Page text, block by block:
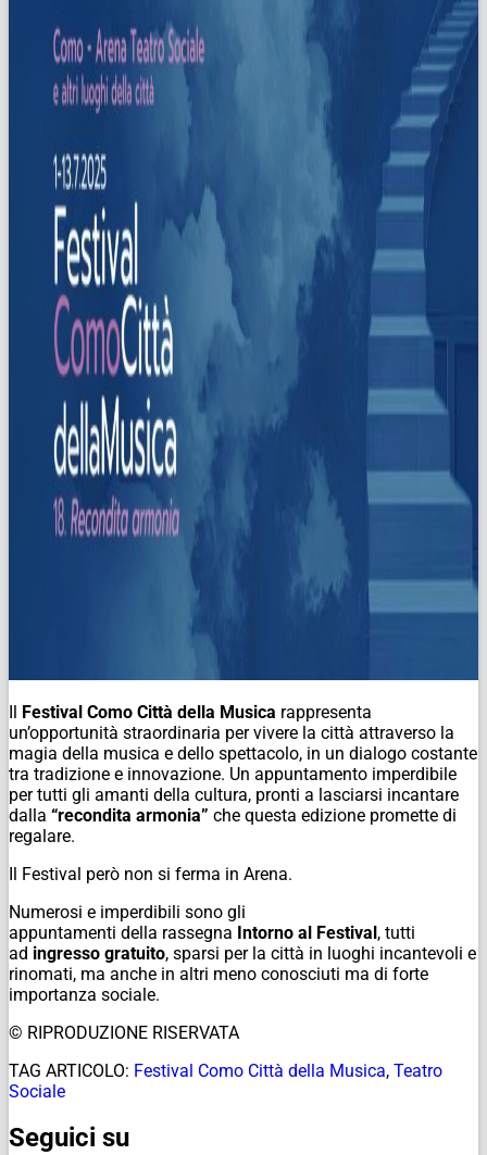
Il Festival Como Città della Musica rappresenta
un’opportunità straordinaria per vivere la città attraverso la
magia della musica e dello spettacolo, in un dialogo costante
tra tradizione e innovazione. Un appuntamento imperdibile
per tutti gli amanti della cultura, pronti a lasciarsi incantare
dalla “recondita armonia” che questa edizione promette di
regalare.
Il Festival però non si ferma in Arena.
Numerosi e imperdibili sono gli
appuntamenti della rassegna Intorno al Festival, tutti
ad ingresso gratuito, sparsi per la città in luoghi incantevoli e
rinomati, ma anche in altri meno conosciuti ma di forte
importanza sociale.
© RIPRODUZIONE RISERVATA
TAG ARTICOLO: Festival Como Città della Musica, Teatro
Sociale
Seguici su